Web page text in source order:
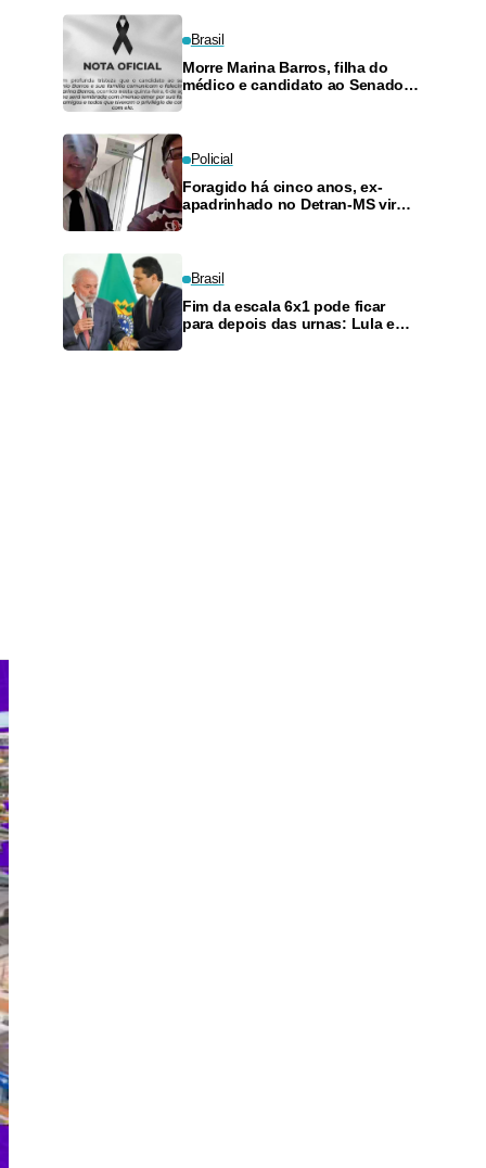
Brasil
Morre Marina Barros, filha do
médico e candidato ao Senado
Policial
Foragido há cinco anos, ex-
apadrinhado no Detran-MS vira
Brasil
Fim da escala 6x1 pode ficar
para depois das urnas: Lula e